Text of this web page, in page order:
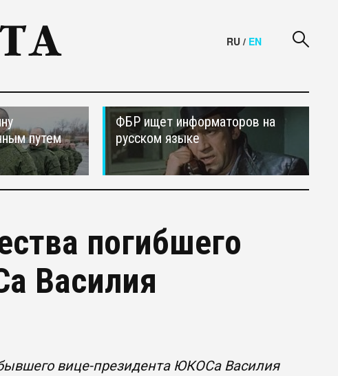
RU / EN
путем
ФБР ищет информаторов на
русском языке
погибшего
Василия
вице-президента ЮКОСа Василия